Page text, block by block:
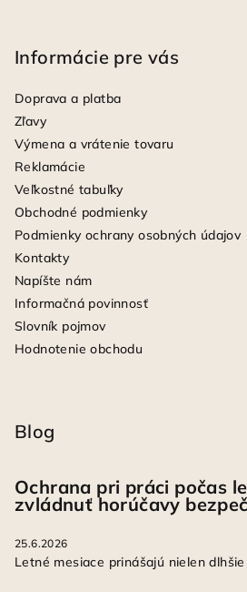
Informácie pre vás
Doprava a platba
Zľavy
Výmena a vrátenie tovaru
Reklamácie
Veľkostné tabuľky
Obchodné podmienky
Podmienky ochrany osobných údajov
Kontakty
Napíšte nám
Informačná povinnosť
Slovník pojmov
Hodnotenie obchodu
Blog
Ochrana pri práci počas
zvládnuť horúčavy
25.6.2026
Letné mesiace prinášajú nielen